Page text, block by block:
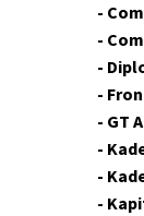
-
-
-
-
- GT A
-
-
-